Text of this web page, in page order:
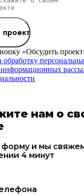
«Обсудить
обработку
нам о
и мы
4 минут